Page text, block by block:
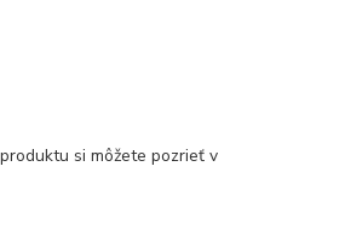
si môžete pozrieť v